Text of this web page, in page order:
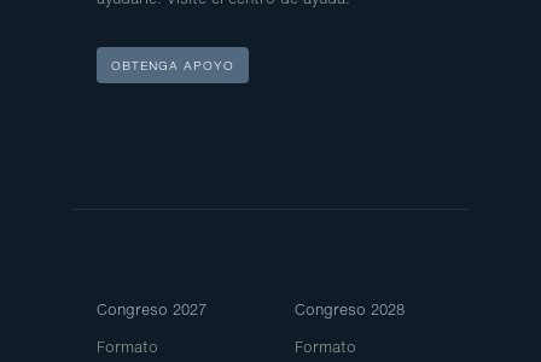
OBTENGA APOYO
Map
Congreso 2027
Formato
Congreso 2028
Formato